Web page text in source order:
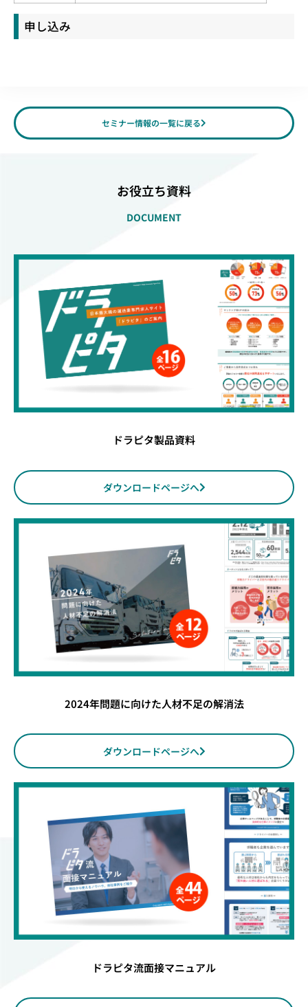
申し込み
セミナー情報の一覧に戻る
お役立ち資料
DOCUMENT
ドラピタ製品資料
ダウンロードページへ
2024年問題に向けた人材不足の解消法
ダウンロードページへ
ドラピタ流面接マニュアル